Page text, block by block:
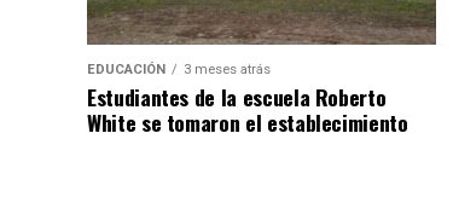
EDUCACIÓN 3 meses atrás
Estudiantes de la escuela Roberto
White se tomaron el establecimiento